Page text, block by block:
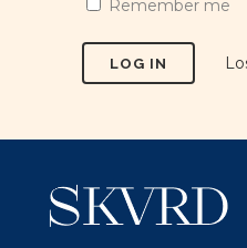
Remember me